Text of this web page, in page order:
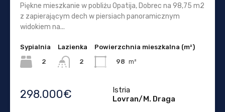
Piękne mieszkanie w pobliżu Opatija, Dobrec na 98,75 m2
z zapierającym dech w piersiach panoramicznym
widokiem na...
Sypialnia
2
Lazienka
2
Powierzchnia mieszkalna (m²)
98 m²
298.000€
Istria
Lovran/M. Draga